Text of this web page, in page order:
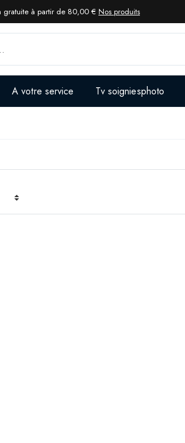
gratuite à partir de 80,00 € Nos produits
A votre service Tv soigniesphoto